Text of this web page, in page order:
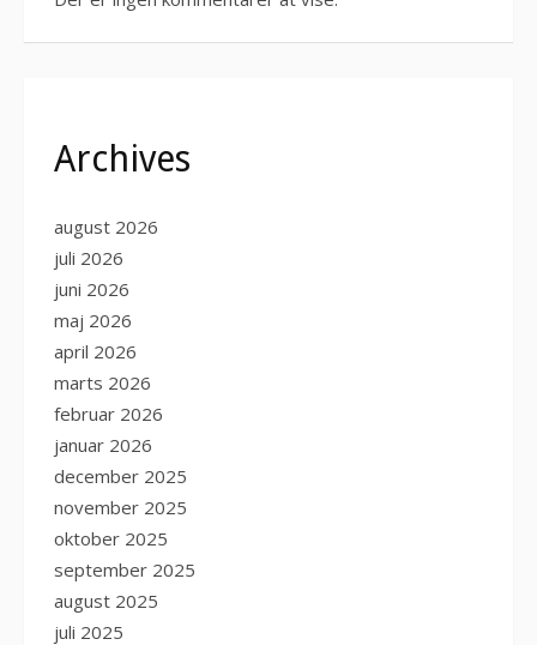
Archives
august 2026
juli 2026
juni 2026
maj 2026
april 2026
marts 2026
februar 2026
januar 2026
december 2025
november 2025
oktober 2025
september 2025
august 2025
juli 2025